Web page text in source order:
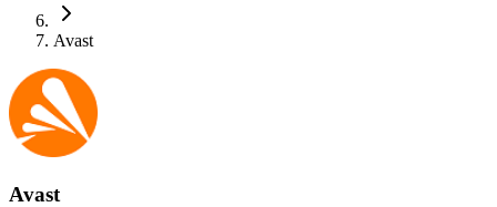
Avast
Avast